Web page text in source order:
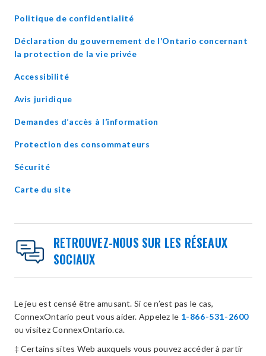
Politique de confidentialité
Déclaration du gouvernement de l’Ontario concernant
la protection de la vie privéeopens
Accessibilité
Avis juridique
Demandes d’accès à l’information
Protection des consommateurs
Sécurité
Carte du site
RETROUVEZ-NOUS SUR LES RÉSEAUX
SOCIAUX
Le jeu est censé être amusant. Si ce n’est pas le cas,
ConnexOntario peut vous aider. Appelez le 1-866-531-2600
ou visitez ConnexOntario.ca.
‡ Certains sites Web auxquels vous pouvez accéder à partir